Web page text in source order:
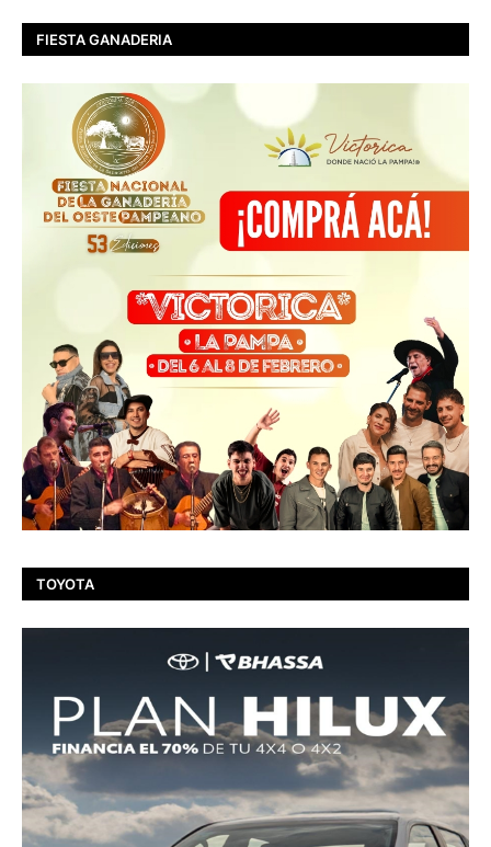
FIESTA GANADERIA
TOYOTA